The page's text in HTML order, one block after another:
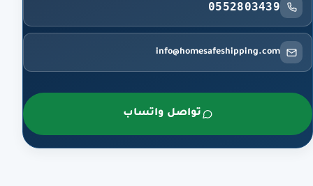
0552803439
info@homesafeshipping.com
تواصل واتساب